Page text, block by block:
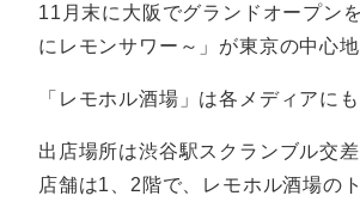
11月末に大阪でグランドオープン
にレモンサワー～」が東京の中心
「レモホル酒場」は各メディアにも
出店場所は渋谷駅スクランブル交
店舗は1、2階で、レモホル酒場の